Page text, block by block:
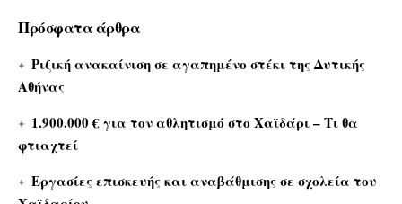
Πρόσφατα άρθρα
Ριζική ανακαίνιση σε αγαπημένο στέκι της Δυτικής
Αθήνας
1.900.000 € για τον αθλητισμό στο Χαϊδάρι – Τι θα
φτιαχτεί
Εργασίες επισκευής και αναβάθμισης σε σχολεία του